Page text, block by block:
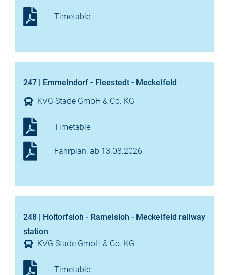
Timetable
247 | Emmelndorf - Fleestedt - Meckelfeld
KVG Stade GmbH & Co. KG
Timetable
Fahrplan: ab 13.08.2026
248 | Holtorfsloh - Ramelsloh - Meckelfeld railway
station
KVG Stade GmbH & Co. KG
Timetable